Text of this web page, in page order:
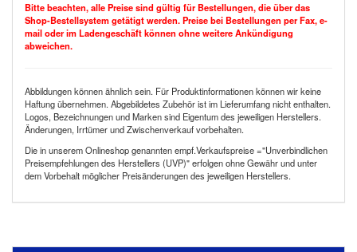
Bitte beachten, alle Preise sind gültig für Bestellungen, die über das
Shop-Bestellsystem getätigt werden. Preise bei Bestellungen per Fax, e-
mail oder im Ladengeschäft können ohne weitere Ankündigung
abweichen.
Abbildungen können ähnlich sein. Für Produktinformationen können wir keine
Haftung übernehmen. Abgebildetes Zubehör ist im Lieferumfang nicht enthalten.
Logos, Bezeichnungen und Marken sind Eigentum des jeweiligen Herstellers.
Änderungen, Irrtümer und Zwischenverkauf vorbehalten.
Die in unserem Onlineshop genannten empf.Verkaufspreise ="Unverbindlichen
Preisempfehlungen des Herstellers (UVP)" erfolgen ohne Gewähr und unter
dem Vorbehalt möglicher Preisänderungen des jeweiligen Herstellers.